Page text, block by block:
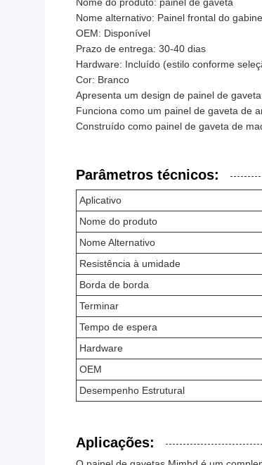
Nome do produto: painel de gaveta
Nome alternativo: Painel frontal do
OEM: Disponível
Prazo de entrega: 30-40 dias
Hardware: Incluído (estilo conforme
Cor: Branco
Apresenta um design de painel de
Funciona como um painel de gaveta de
Construído como painel de gaveta de
Parâmetros técnicos:
Aplicativo
Nome do produto
Nome Alternativo
Resistência à umidade
Borda de borda
Terminar
Tempo de espera
Hardware
OEM
Desempenho Estrutural
Aplicações: